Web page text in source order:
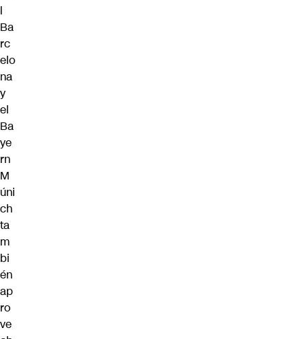
l
Ba
rc
elo
na
y
el
Ba
ye
rn
M
úni
ch
ta
m
bi
én
ap
ro
ve